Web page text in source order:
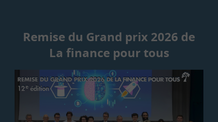
Remise du Grand prix 2026 de
La finance pour tous